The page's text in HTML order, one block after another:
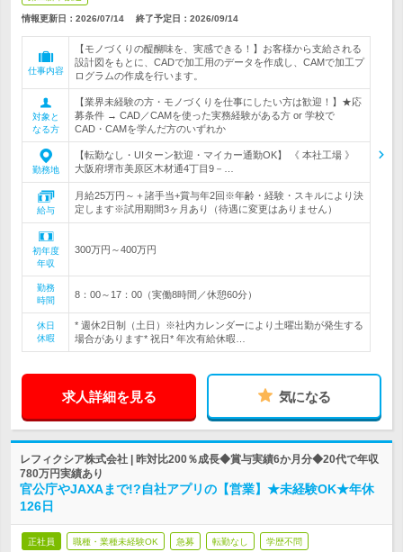
情報更新日：2026/07/14 終了予定日： 2026/09/14
仕事内容
【モノづくりの醍醐味を、実感できる！】お客様から支給される
設計図をもとに、CADで加工用のデータを作成し、CAMで加工プ
ログラムの作成を行います。
対象と
なる方
【業界未経験の方・モノづくりを仕事にしたい方は歓迎！】★応
募条件 → CAD／CAMを使った実務経験がある方 or 学校で
CAD・CAMを学んだ方のいずれか
勤務地
【転勤なし・UIターン歓迎・マイカー通勤OK】 《 本社工場 》
大阪府堺市美原区木材通4丁目9－…
給与
月給25万円～＋諸手当+賞与年2回※年齢・経験・スキルにより決
定します※試用期間3ヶ月あり（待遇に変更はありません）
初年度
年収
300万円～400万円
勤務
時間
8：00～17：00（実働8時間／休憩60分）
休日
休暇
* 週休2日制（土日）※社内カレンダーにより土曜出勤が発生する
場合があります* 祝日* 年次有給休暇…
求人詳細を見る 気になる
レフィクシア株式会社 | 昨対比200％成長◆賞与実績6か月分◆20代で年収
780万円実績あり
官公庁やJAXAまで!?自社アプリの【営業】★未経験OK★年休
126日
正社員 職種・業種未経験OK 急募 転勤なし 学歴不問